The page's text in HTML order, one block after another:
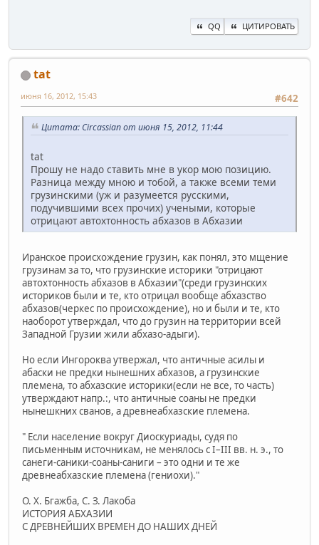
QQ ЦИТИРОВАТЬ
tat
#642
июня 16, 2012, 15:43
Цитата: Circassian от июня 15, 2012, 11:44
tat
Прошу не надо ставить мне в укор мою позицию.
Разница между мною и тобой, а также всеми теми
грузинскими (уж и разумеется русскими,
подучившими всех прочих) учеными, которые
отрицают автохтонность абхазов в Абхазии
Иранское происхождение грузин, как понял, это мщение
грузинам за то, что грузинские историки "отрицают
автохтонность абхазов в Абхазии"(среди грузинских
историков были и те, кто отрицал вообще абхазство
абхазов(черкес по происхождение), но и были и те, кто
наоборот утверждал, что до грузин на территории всей
Западной Грузии жили абхазо-адыги).
Но если Ингороква утвержал, что античные асилы и
абаски не предки нынешних абхазов, а грузинские
племена, то абхазские историки(если не все, то часть)
утверждают напр.:, что античные соаны не предки
нынешкних сванов, а древнеабхазские племена.
" Если население вокруг Диоскуриады, судя по
письменным источникам, не менялось с I–III вв. н. э., то
санеги-саники-соаны-саниги – это одни и те же
древнеабхазские племена (гениохи)."
О. Х. Бгажба, С. З. Лакоба
ИСТОРИЯ АБХАЗИИ
С ДРЕВНЕЙШИХ ВРЕМЕН ДО НАШИХ ДНЕЙ